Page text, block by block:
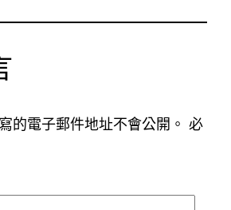
的電子郵件地址不會公開。 必